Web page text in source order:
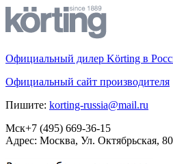
Официальный дилер Körting в
Официальный сайт производителя
Пишите: korting-russia@mail.ru
Мск+7 (495) 669-36-15
Адрес: Москва, Ул. Октябрьская, 80